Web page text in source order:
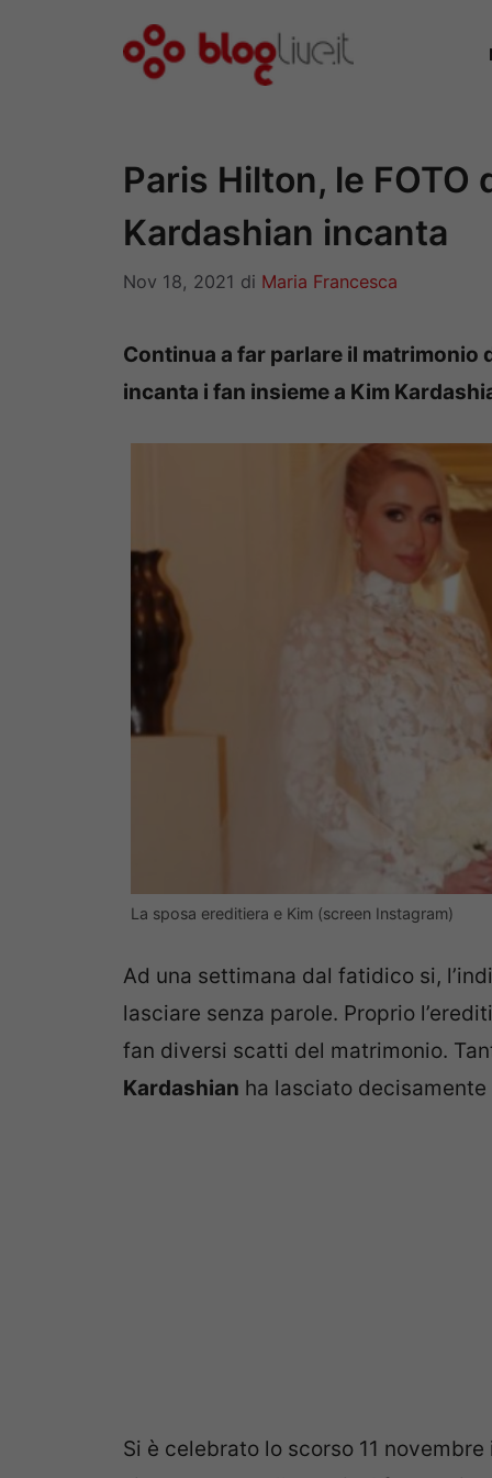
Paris Hilton, le
Kardashian incanta
Nov 18, 2021 di Maria Francesca
Continua a far parlare il matrimonio
incanta i fan insieme a Kim
La sposa ereditiera e Kim (screen Instagram)
Ad una settimana dal fatidico si,
lasciare senza parole. Proprio
fan diversi scatti del matrimonio.
Kardashian ha lasciato decisamente
Si è celebrato lo scorso 11